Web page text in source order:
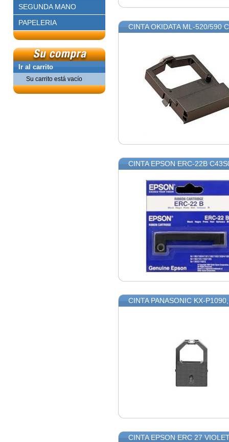
CINTA OKIDATA ML-520/590
CINTA EPSON ERC-22B
CINTA PANASONIC KX-
CINTA EPSON ERC 27
SEGUNDA MANO
PAPELERIA
Ir al carrito
Su carrito está vacío